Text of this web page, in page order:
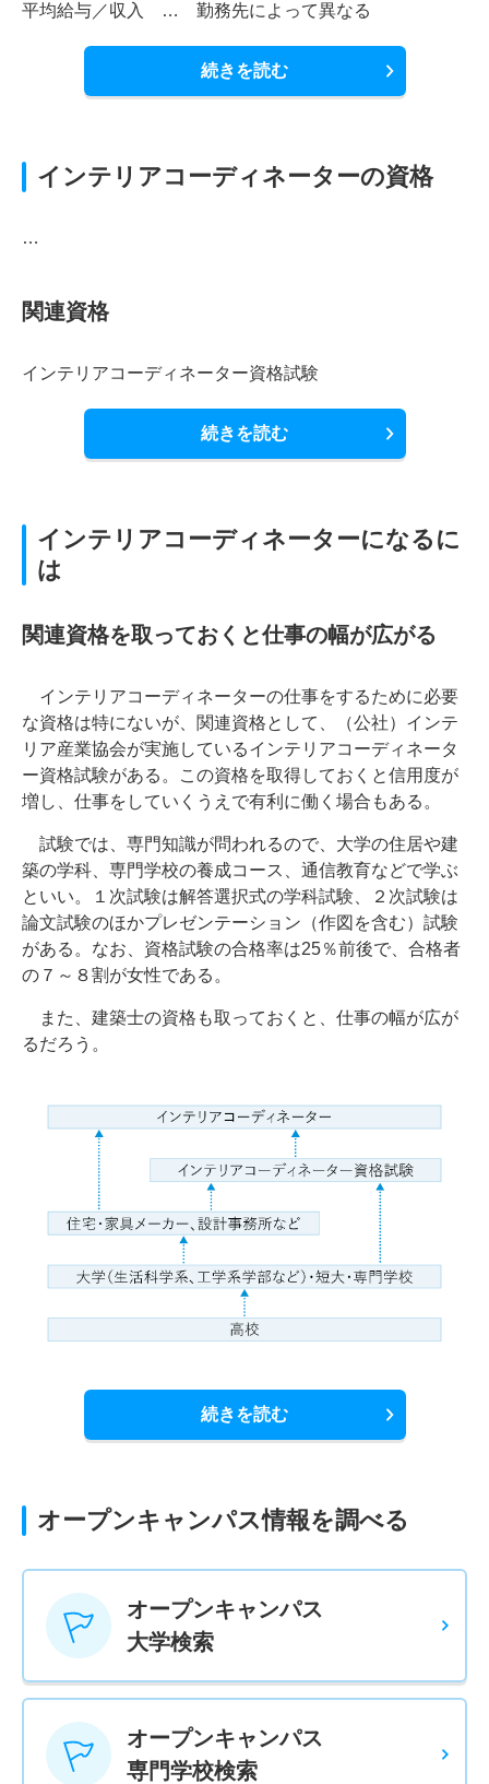
平均給与／収入 … 勤務先によって異なる
続きを読む
インテリアコーディネーターの資格
…
関連資格
インテリアコーディネーター資格試験
続きを読む
インテリアコーディネーターになるに
は
関連資格を取っておくと仕事の幅が広がる
インテリアコーディネーターの仕事をするために必要
な資格は特にないが、関連資格として、（公社）インテ
リア産業協会が実施しているインテリアコーディネータ
ー資格試験がある。この資格を取得しておくと信用度が
増し、仕事をしていくうえで有利に働く場合もある。
試験では、専門知識が問われるので、大学の住居や建
築の学科、専門学校の養成コース、通信教育などで学ぶ
といい。１次試験は解答選択式の学科試験、２次試験は
論文試験のほかプレゼンテーション（作図を含む）試験
がある。なお、資格試験の合格率は25％前後で、合格者
の７～８割が女性である。
また、建築士の資格も取っておくと、仕事の幅が広が
るだろう。
続きを読む
オープンキャンパス情報を調べる
オープンキャンパス
大学検索
オープンキャンパス
専門学校検索